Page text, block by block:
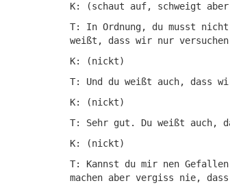
K: (schaut auf, schweigt
T: In Ordnung, du musst
weißt, dass wir nur
K: (nickt)
T: Und du weißt auch, dass
K: (nickt)
T: Sehr gut. Du weißt auch,
K: (nickt)
T: Kannst du mir nen
machen aber vergiss nie,